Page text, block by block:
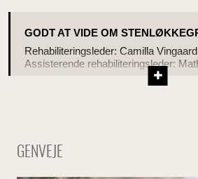
GODT AT VIDE OM
Rehabiliteringsleder: Camilla
Assisterende rehabiliteringsleder:
GENVEJE